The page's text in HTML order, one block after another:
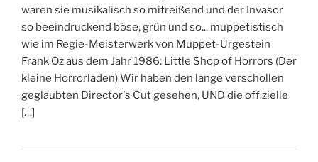
waren sie musikalisch so mitreißend und der Invasor
so beeindruckend böse, grün und so... muppetistisch
wie im Regie-Meisterwerk von Muppet-Urgestein
Frank Oz aus dem Jahr 1986: Little Shop of Horrors (Der
kleine Horrorladen) Wir haben den lange verschollen
geglaubten Director's Cut gesehen, UND die offizielle
[…]